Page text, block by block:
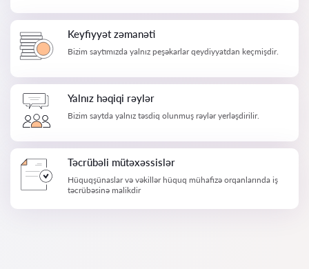
Keyfiyyət zəmanəti
Bizim saytımızda yalnız peşəkarlar qeydiyyatdan keçmişdir.
Yalnız həqiqi rəylər
Bizim saytda yalnız təsdiq olunmuş rəylər yerləşdirilir.
Təcrübəli mütəxəssislər
Hüquqşünaslar və vəkillər hüquq mühafizə orqanlarında iş
təcrübəsinə malikdir